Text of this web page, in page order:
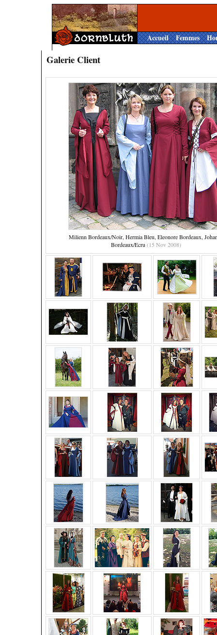
Accueil Femmes
Galerie Client
Milienn Bordeaux/Noir, Hermia Bleu, Eleonore Bordeaux,
Bordeaux/Ecru (15 Nov 2008)